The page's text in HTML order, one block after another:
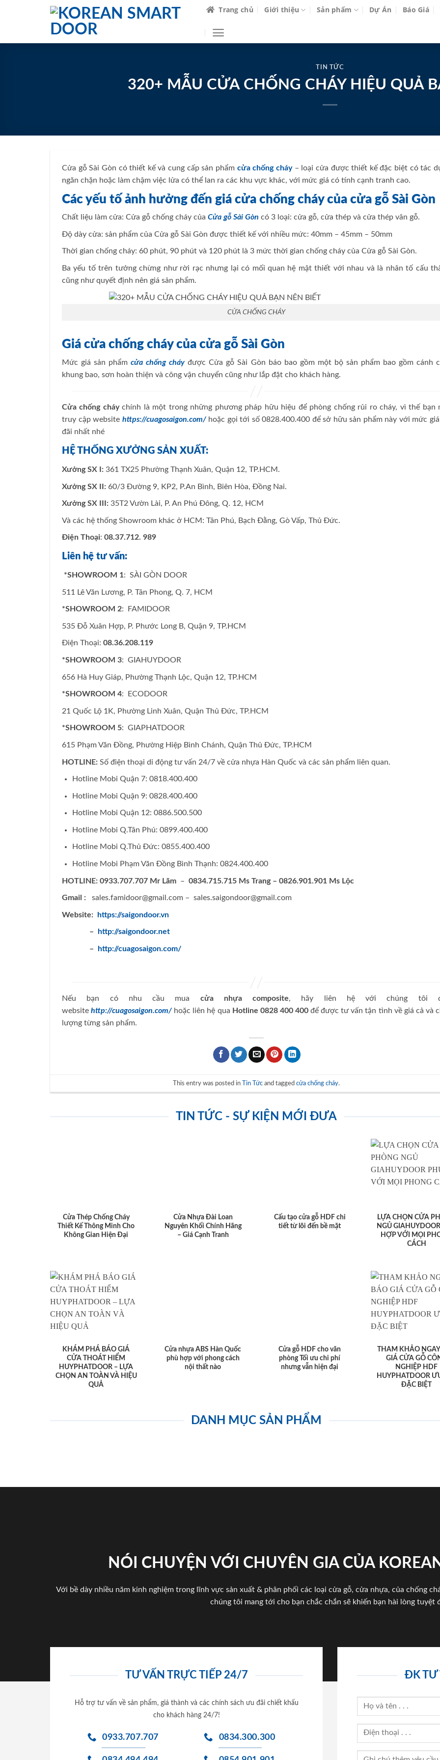
Trang chủ Giới thiệu Sản phẩm Dự Án Báo Giá
TIN TỨC
320+ MẪU CỬA CHỐNG CHÁY HIỆU QUẢ
Cửa gỗ Sài Gòn có thiết kế và cung cấp sản phẩm cửa chống cháy– loại cửa được thiết kế đặc biệt có tác
ngăn chặn hoặc làm chậm việc lửa có thể lan ra các khu vực khác, với mức giá có tính cạnh tranh cao.
Các yếu tố ảnh hưởng đến giá cửa chống cháy của cửa gỗ Sài Gòn
Chất liệu làm cửa: Cửa gỗ chống cháy của Cửa gỗ Sài Gòn có 3 loại: cửa gỗ, cửa thép và cửa thép vân gỗ.
Độ dày cửa: sản phẩm của Cửa gỗ Sài Gòn được thiết kế với nhiều mức: 40mm – 45mm – 50mm
Thời gian chống cháy: 60 phút, 90 phút và 120 phút là 3 mức thời gian chống cháy của Cửa gỗ Sài Gòn.
Ba yếu tố trên tưởng chừng như rời rạc nhưng lại có mối quan hệ mật thiết với nhau và là nhân tố cấu
cũng như quyết định nên giá sản phẩm.
CỬA CHỐNG CHÁY
Giá cửa chống cháy của cửa gỗ Sài Gòn
Mức giá sản phẩmcửa chống cháy được Cửa gỗ Sài Gòn báo bao gồm một bộ sản phẩm bao gồm cánh
khung bao, sơn hoàn thiện và công vận chuyển cũng như lắp đặt cho khách hàng.
Cửa chống cháychính là một trong những phương pháp hữu hiệu để phòng chống rủi ro cháy, vì thế bạn
truy cập website https://cuagosaigon.com/hoặc gọi tới số 0828.400.400 để sở hữu sản phẩm này với mức
đãi nhất nhé
HỆ THỐNG XƯỞNG SẢN XUẤT:
Xưởng SX I: 361 TX25 Phường Thạnh Xuân, Quận 12, TP.HCM.
Xưởng SX II: 60/3 Đường 9, KP2, P.An Bình, Biên Hòa, Đồng Nai.
Xưởng SX III: 35T2 Vườn Lài, P. An Phú Đông, Q. 12, HCM
Và các hệ thống Showroom khác ở HCM: Tân Phú, Bạch Đằng, Gò Vấp, Thủ Đức.
Điện Thoại: 08.37.712. 989
Liên hệ tư vấn:
*SHOWROOM 1: SÀI GÒN DOOR
511 Lê Văn Lương, P. Tân Phong, Q. 7, HCM
*SHOWROOM 2: FAMIDOOR
535 Đỗ Xuân Hợp, P. Phước Long B, Quận 9, TP.HCM
Điện Thoại: 08.36.208.119
*SHOWROOM 3: GIAHUYDOOR
656 Hà Huy Giáp, Phường Thạnh Lộc, Quận 12, TP.HCM
*SHOWROOM 4: ECODOOR
21 Quốc Lộ 1K, Phường Linh Xuân, Quận Thủ Đức, TP.HCM
*SHOWROOM 5: GIAPHATDOOR
615 Phạm Văn Đồng, Phường Hiệp Bình Chánh, Quận Thủ Đức, TP.HCM
HOTLINE: Số điện thoại di động tư vấn 24/7 về cửa nhựa Hàn Quốc và các sản phẩm liên quan.
Hotline Mobi Quận 7: 0818.400.400
Hotline Mobi Quận 9: 0828.400.400
Hotline Mobi Quận 12: 0886.500.500
Hotline Mobi Q.Tân Phú: 0899.400.400
Hotline Mobi Q.Thủ Đức: 0855.400.400
Hotline Mobi Phạm Văn Đồng Bình Thạnh: 0824.400.400
HOTLINE: 0933.707.707 Mr Lãm – 0834.715.715 Ms Trang – 0826.901.901 Ms Lộc
Gmail : sales.famidoor@gmail.com – sales.saigondoor@gmail.com
Website: https://saigondoor.vn
– http://saigondoor.net
– http://cuagosaigon.com/
Nếu bạn có nhu cầu mua cửa nhựa composite, hãy liên hệ với chúng tôi
websitehttp://cuagosaigon.com/ hoặc liên hệ qua Hotline 0828 400 400để được tư vấn tận tình về giá cả và
lượng từng sản phẩm.
This entry was posted in Tin Tức and tagged cửa chống cháy.
TIN TỨC - SỰ KIỆN MỚI ĐƯA
Cửa Thép Chống Cháy
Thiết Kế Thông Minh Cho
Không Gian Hiện Đại
Cửa Nhựa Đài Loan
Nguyên Khối Chính Hãng
– Giá Cạnh Tranh
Cấu tạo cửa gỗ HDF chi
tiết từ lõi đến bề mặt
LỰA CHỌN CỬA
NGỦ
HỢP VỚI MỌI
CÁCH
KHÁM PHÁ BÁO GIÁ
CỬA THOÁT HIỂM
HUYPHATDOOR – LỰA
CHỌN AN TOÀN VÀ HIỆU
QUẢ
Cửa nhựa ABS Hàn Quốc
phù hợp với phong cách
nội thất nào
Cửa gỗ HDF cho văn
phòng Tối ưu chi phí
nhưng vẫn hiện đại
THAM KHẢO
GIÁ CỬA GỖ
NGHIỆP HDF
HUYPHATDOOR
ĐẶC BIỆT
DANH MỤC SẢN PHẨM
NÓI CHUYỆN VỚI CHUYÊN GIA CỦA
Với bề dày nhiều năm kinh nghiệm trong lĩnh vực sản xuất & phân phối các loại cửa gỗ, cửa nhựa, của chống
chúng tôi mang tới cho bạn chắc chắn sẽ khiến bạn hài lòng tuyệt
TƯ VẤN TRỰC TIẾP 24/7
Hỗ trợ tư vấn về sản phẩm, giá thành và các chính sách ưu đãi chiết khấu
cho khách hàng 24/7!
0933.707.707 0834.300.300
ĐK TƯ